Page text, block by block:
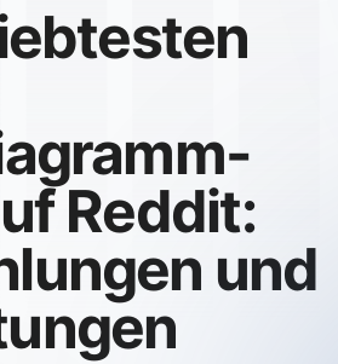
Reddit:
und